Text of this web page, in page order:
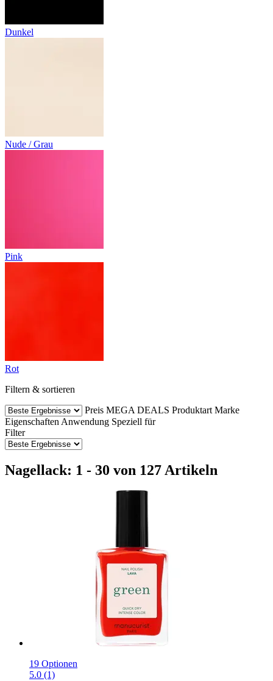
Dunkel
Nude / Grau
Pink
Rot
Filtern & sortieren
Preis MEGA DEALS Produktart Marke
Eigenschaften Anwendung Speziell für
Filter
Nagellack: 1 - 30 von 127 Artikeln
19 Optionen
5.0 (1)